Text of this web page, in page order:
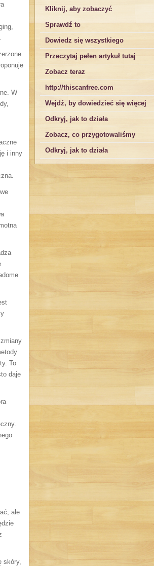
W
i inny
To
daje
ale
skóry,
Kliknij, aby zobaczyć
Sprawdź to
Dowiedz się wszystkiego
Przeczytaj pełen artykuł tutaj
Zobacz teraz
http://thiscanfree.com
Wejdź, by dowiedzieć się więcej
Odkryj, jak to działa
Zobacz, co przygotowaliśmy
Odkryj, jak to działa